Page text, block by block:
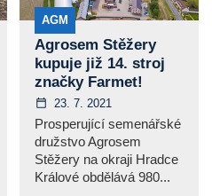
AGM
Agrosem Stěžery
kupuje již 14. stroj
značky Farmet!
23. 7. 2021
Prosperující semenářské
družstvo Agrosem
Stěžery na okraji Hradce
Králové obdělává 980...